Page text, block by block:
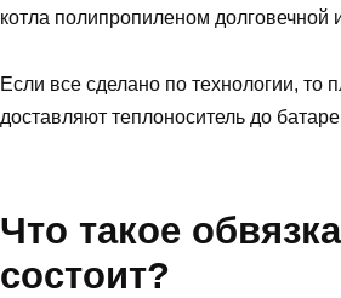
котла полипропиленом долговечной
Если все сделано по технологии, то
доставляют теплоноситель до
Что такое
состоит?